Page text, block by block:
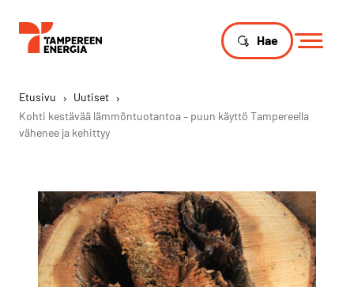
Hae
Etusivu › Uutiset ›
Kohti kestävää lämmöntuotantoa – puun käyttö Tampereella
vähenee ja kehittyy